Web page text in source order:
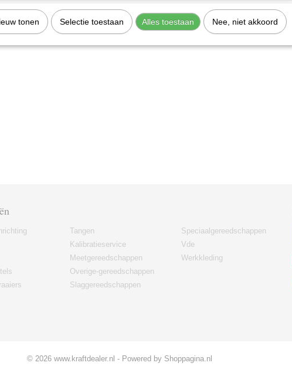
Tangen
Kalibratieservice
Meetgereedschappen
Overige-gereedschappen
Slaggereedschappen
Speciaalgereedschappen
Vde
Werkkleding
© 2026 www.kraftdealer.nl - Powered by Shoppagina.nl
tonen Selectie toestaan Alles toestaan Nee, niet akkoord